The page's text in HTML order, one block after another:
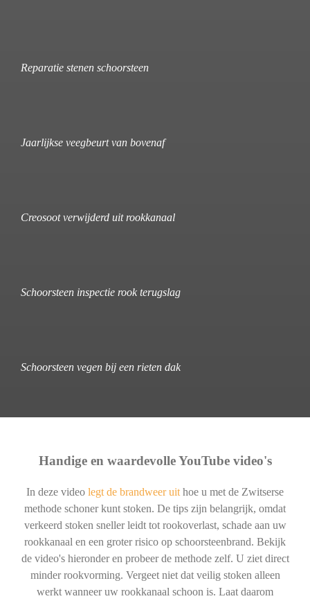
Reparatie stenen schoorsteen
Jaarlijkse veegbeurt van bovenaf
Creosoot verwijderd uit rookkanaal
Schoorsteen inspectie rook terugslag
Schoorsteen vegen bij een rieten dak
Handige en waardevolle YouTube video's
In deze video legt de brandweer uit hoe u met de Zwitserse
methode schoner kunt stoken. De tips zijn belangrijk, omdat
verkeerd stoken sneller leidt tot rookoverlast, schade aan uw
rookkanaal en een groter risico op schoorsteenbrand. Bekijk
de video's hieronder en probeer de methode zelf. U ziet direct
minder rookvorming. Vergeet niet dat veilig stoken alleen
werkt wanneer uw rookkanaal schoon is. Laat daarom